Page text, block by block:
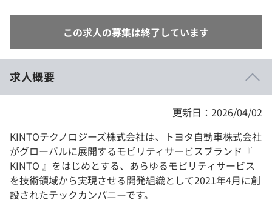
この求人の募集は終了しています
求人概要
更新日：2026/04/02
KINTOテクノロジーズ株式会社は、トヨタ自動車株式会社
がグローバルに展開するモビリティサービスブランド『
KINTO 』をはじめとする、あらゆるモビリティサービス
を技術領域から実現させる開発組織として2021年4月に創
設されたテックカンパニーです。